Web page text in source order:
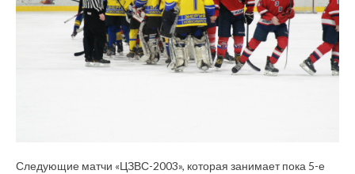
Следующие матчи «ЦЗВС-2003», которая занимает пока 5-е